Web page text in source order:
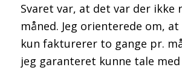
Svaret var, at det var der ikke
måned. Jeg orienterede om,
kun fakturerer to gange pr.
jeg garanteret kunne tale